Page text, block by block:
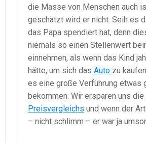
die Masse von Menschen auch
geschätzt wird er nicht. Seih es
das Papa spendiert hat, denn
niemals so einen Stellenwert
einnehmen, als wenn das Kind
hätte, um sich das Auto zu
es eine große Verführung etwas
bekommen. Wir ersparen uns
Preisvergleichs und wenn der
– nicht schlimm – er war ja